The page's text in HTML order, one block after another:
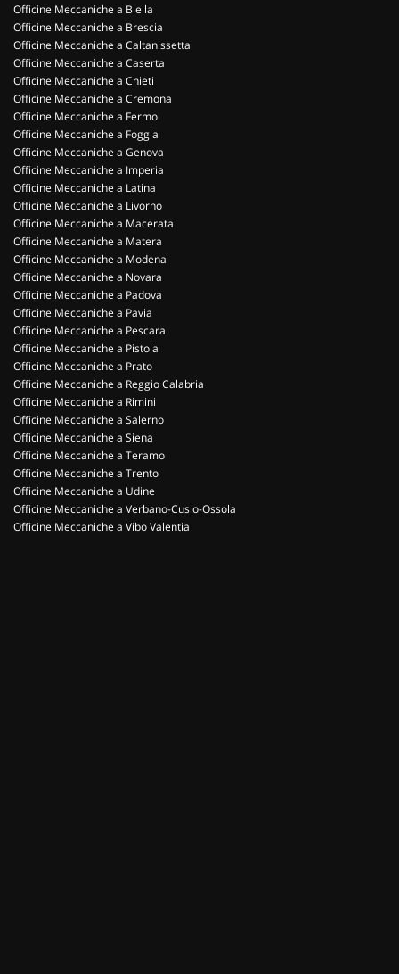
Officine Meccaniche a Biella
Officine Meccaniche a Brescia
Officine Meccaniche a Caltanissetta
Officine Meccaniche a Caserta
Officine Meccaniche a Chieti
Officine Meccaniche a Cremona
Officine Meccaniche a Fermo
Officine Meccaniche a Foggia
Officine Meccaniche a Genova
Officine Meccaniche a Imperia
Officine Meccaniche a Latina
Officine Meccaniche a Livorno
Officine Meccaniche a Macerata
Officine Meccaniche a Matera
Officine Meccaniche a Modena
Officine Meccaniche a Novara
Officine Meccaniche a Padova
Officine Meccaniche a Pavia
Officine Meccaniche a Pescara
Officine Meccaniche a Pistoia
Officine Meccaniche a Prato
Officine Meccaniche a Reggio Calabria
Officine Meccaniche a Rimini
Officine Meccaniche a Salerno
Officine Meccaniche a Siena
Officine Meccaniche a Teramo
Officine Meccaniche a Trento
Officine Meccaniche a Udine
Officine Meccaniche a Verbano-Cusio-Ossola
Officine Meccaniche a Vibo Valentia